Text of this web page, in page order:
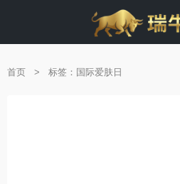
首页 > 标签：国际爱肤日